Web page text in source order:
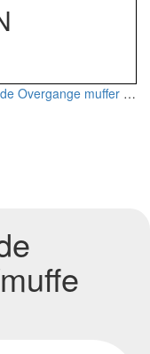
Overgange muffer 22